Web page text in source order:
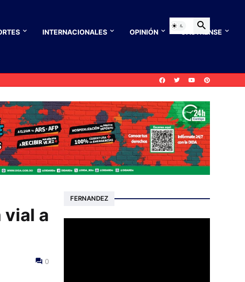
INTERNACIONALES OPINIÓN CASTRENSE
a
0
FERNANDEZ